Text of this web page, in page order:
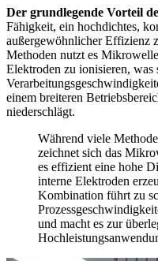
Der grundlegende Vorteil
Fähigkeit, ein hochdichtes,
außergewöhnlicher Effizienz
Methoden nutzt es
Elektroden zu ionisieren, was
einem breiteren
niederschlägt.
Während viele
zeichnet sich das
es effizient eine hohe
interne Elektroden
Kombination führt zu
und macht es zur